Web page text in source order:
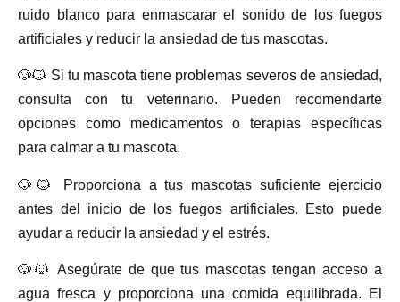
ruido blanco para enmascarar el sonido de los fuegos
artificiales y reducir la ansiedad de tus mascotas.
🐶🐱 Si tu mascota tiene problemas severos de ansiedad,
consulta con tu veterinario. Pueden recomendarte
opciones como medicamentos o terapias específicas
para calmar a tu mascota.
🐶🐱 Proporciona a tus mascotas suficiente ejercicio
antes del inicio de los fuegos artificiales. Esto puede
ayudar a reducir la ansiedad y el estrés.
🐶🐱 Asegúrate de que tus mascotas tengan acceso a
agua fresca y proporciona una comida equilibrada. El